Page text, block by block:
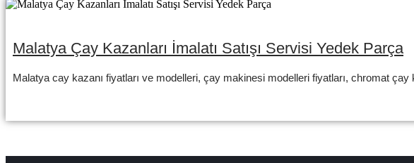
Malatya Çay Kazanları İmalatı Satışı Servisi Yedek Parça
Malatya cay kazanı fiyatları ve modelleri, çay makinesi modelleri fiyatları, chromat çay